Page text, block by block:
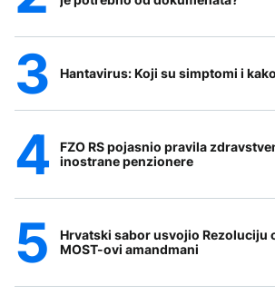
Hantavirus: Koji su simptomi i
FZO RS pojasnio pravila
inostrane penzionere
Hrvatski sabor usvojio Rezoluciju
MOST-ovi amandmani